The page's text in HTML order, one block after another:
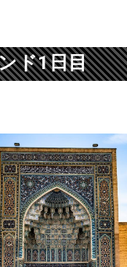
ド1日目